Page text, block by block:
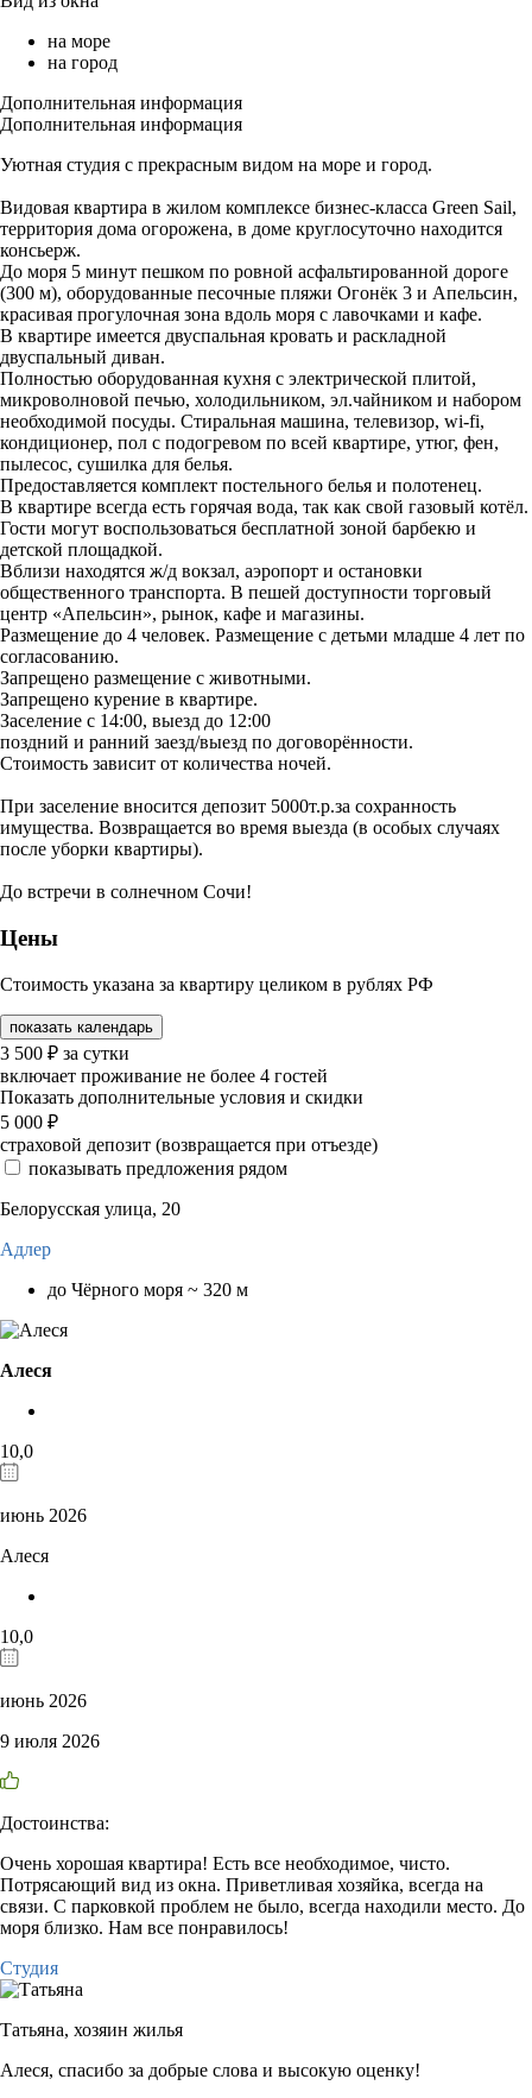
на море
на город
Дополнительная информация
Дополнительная информация
Уютная студия с прекрасным видом на море и город.
Видовая квартира в жилом комплексе бизнес-класса Green Sail,
территория дома огорожена, в доме круглосуточно находится
консьерж.
До моря 5 минут пешком по ровной асфальтированной дороге
(300 м), оборудованные песочные пляжи Огонёк 3 и Апельсин,
красивая прогулочная зона вдоль моря с лавочками и кафе.
В квартире имеется двуспальная кровать и раскладной
двуспальный диван.
Полностью оборудованная кухня с электрической плитой,
микроволновой печью, холодильником, эл.чайником и набором
необходимой посуды. Стиральная машина, телевизор, wi-fi,
кондиционер, пол с подогревом по всей квартире, утюг, фен,
пылесос, сушилка для белья.
Предоставляется комплект постельного белья и полотенец.
В квартире всегда есть горячая вода, так как свой газовый котёл.
Гости могут воспользоваться бесплатной зоной барбекю и
детской площадкой.
Вблизи находятся ж/д вокзал, аэропорт и остановки
общественного транспорта. В пешей доступности торговый
центр «Апельсин», рынок, кафе и магазины.
Размещение до 4 человек. Размещение с детьми младше 4 лет по
согласованию.
Запрещено размещение с животными.
Запрещено курение в квартире.
Заселение с 14:00, выезд до 12:00
поздний и ранний заезд/выезд по договорённости.
Стоимость зависит от количества ночей.
При заселение вносится депозит 5000т.р.за сохранность
имущества. Возвращается во время выезда (в особых случаях
после уборки квартиры).
До встречи в солнечном Сочи!
Цены
Стоимость указана за квартиру целиком в рублях РФ
показать календарь
3 500 ₽ за сутки
включает проживание не более 4 гостей
Показать дополнительные условия и скидки
5 000 ₽
страховой депозит (возвращается при отъезде)
показывать предложения рядом
Белорусская улица, 20
Адлер
до Чёрного моря ~ 320 м
Алеся
10,0
июнь 2026
Алеся
10,0
июнь 2026
9 июля 2026
Достоинства:
Очень хорошая квартира! Есть все необходимое, чисто.
Потрясающий вид из окна. Приветливая хозяйка, всегда на
связи. С парковкой проблем не было, всегда находили место. До
моря близко. Нам все понравилось!
Студия
Татьяна, хозяин жилья
Алеся, спасибо за добрые слова и высокую оценку!